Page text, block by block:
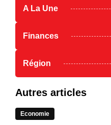
A La Une
Finances
Région
Autres articles
Economie